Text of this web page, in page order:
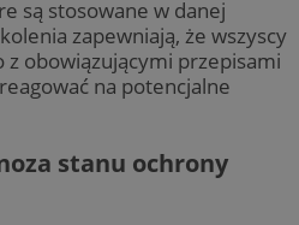
są stosowane w danej
zapewniają, że wszyscy
z obowiązującymi przepisami
na potencjalne
stanu ochrony